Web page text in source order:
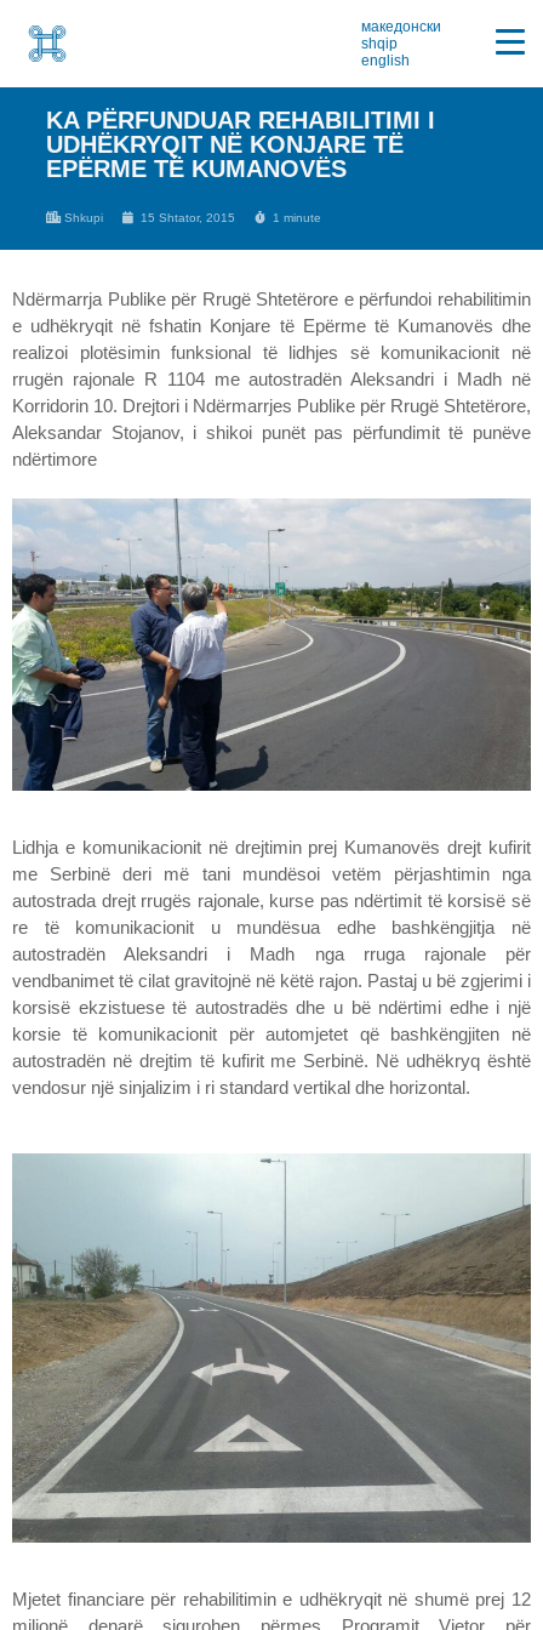
македонски
shqip
english
KA PËRFUNDUAR REHABILITIMI I
UDHËKRYQIT NË KONJARE TË
EPËRME TË KUMANOVËS
Shkupi 15 Shtator, 2015 1 minute
Ndërmarrja Publike për Rrugë Shtetërore e përfundoi rehabilitimin
e udhëkryqit në fshatin Konjare të Epërme të Kumanovës dhe
realizoi plotësimin funksional të lidhjes së komunikacionit në
rrugën rajonale R 1104 me autostradën Aleksandri i Madh në
Korridorin 10. Drejtori i Ndërmarrjes Publike për Rrugë Shtetërore,
Aleksandar Stojanov, i shikoi punët pas përfundimit të punëve
ndërtimore
Lidhja e komunikacionit në drejtimin prej Kumanovës drejt kufirit
me Serbinë deri më tani mundësoi vetëm përjashtimin nga
autostrada drejt rrugës rajonale, kurse pas ndërtimit të korsisë së
re të komunikacionit u mundësua edhe bashkëngjitja në
autostradën Aleksandri i Madh nga rruga rajonale për
vendbanimet të cilat gravitojnë në këtë rajon. Pastaj u bë zgjerimi i
korsisë ekzistuese të autostradës dhe u bë ndërtimi edhe i një
korsie të komunikacionit për automjetet që bashkëngjiten në
autostradën në drejtim të kufirit me Serbinë. Në udhëkryq është
vendosur një sinjalizim i ri standard vertikal dhe horizontal.
Mjetet financiare për rehabilitimin e udhëkryqit në shumë prej 12
milionë denarë sigurohen përmes Programit Vjetor për